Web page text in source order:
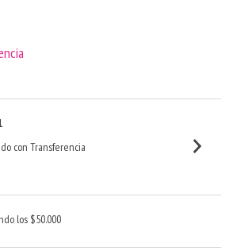
con Transferencia
los $50.000